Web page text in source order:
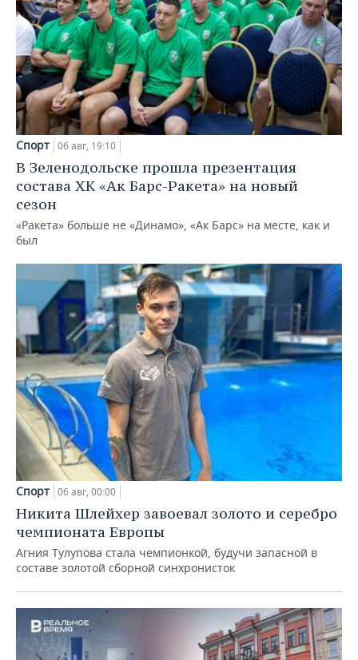
Спорт 06 авг, 19:10
В Зеленодольске прошла презентация
состава ХК «Ак Барс-Ракета» на новый
сезон
«Ракета» больше не «Динамо», «Ак Барс» на месте, как и
был
Спорт 06 авг, 00:00
Никита Шлейхер завоевал золото и серебро
чемпионата Европы
Агния Тулупова стала чемпионкой, будучи запасной в
составе золотой сборной синхронисток